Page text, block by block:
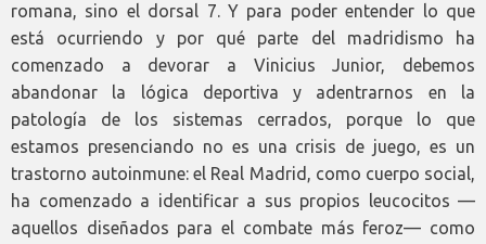
romana, sino el dorsal 7. Y para poder entender lo que
está ocurriendo y por qué parte del madridismo ha
comenzado a devorar a Vinicius Junior, debemos
abandonar la lógica deportiva y adentrarnos en la
patología de los sistemas cerrados, porque lo que
estamos presenciando no es una crisis de juego, es un
trastorno autoinmune: el Real Madrid, como cuerpo social,
ha comenzado a identificar a sus propios leucocitos —
aquellos diseñados para el combate más feroz— como